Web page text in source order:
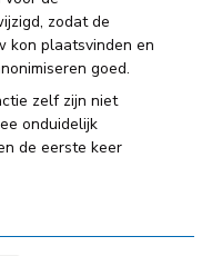
zodat de
kon plaatsvinden en
goed.
zelf zijn niet
onduidelijk
de eerste keer